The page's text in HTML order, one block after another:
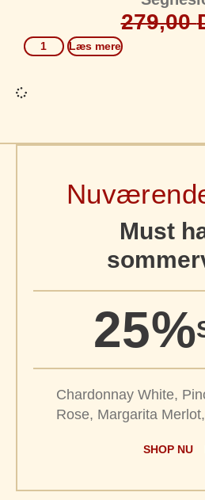
279,00
Læs mere
Must
25%
Chardonnay White,
Rose, Margarita
SHOP NU